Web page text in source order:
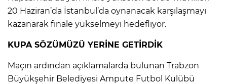
20 Haziran’da İstanbul’da oynanacak karşılaşmayı
kazanarak finale yükselmeyi hedefliyor.
KUPA SÖZÜMÜZÜ YERİNE GETİRDİK
Maçın ardından açıklamalarda bulunan Trabzon
Büyükşehir Belediyesi Ampute Futbol Kulübü